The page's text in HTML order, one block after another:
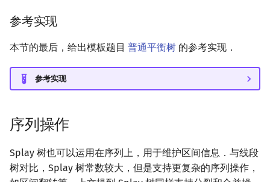
参考实现
本节的最后，给出模板题目 普通平衡树 的参考实现．
参考实现
序列操作
Splay 树也可以运用在序列上，用于维护区间信息．与线段
树对比，Splay 树常数较大，但是支持更复杂的序列操作，